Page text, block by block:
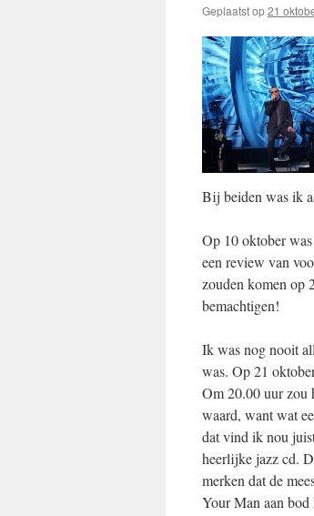
Geplaatst op21
Bij beiden was ik
Op 10 oktober
een review van
zouden komen op
bemachtigen!
Ik was nog nooit
was. Op 21
Om 20.00 uur zou
waard, want wat
dat vind ik nou
heerlijke jazz cd.
merken dat de
Your Man aan bod